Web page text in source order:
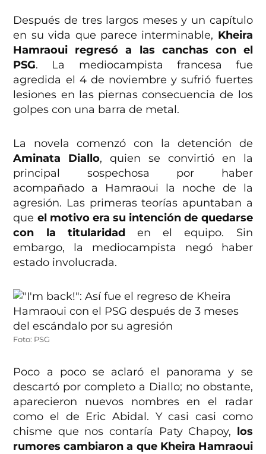
Después de tres largos meses y un capítulo
en su vida que parece interminable, Kheira
Hamraoui regresó a las canchas con el
PSG. La mediocampista francesa fue
agredida el 4 de noviembre y sufrió fuertes
lesiones en las piernas consecuencia de los
golpes con una barra de metal.
La novela comenzó con la detención de
Aminata Diallo, quien se convirtió en la
principal sospechosa por haber
acompañado a Hamraoui la noche de la
agresión. Las primeras teorías apuntaban a
que el motivo era su intención de quedarse
con la titularidaden el equipo. Sin
embargo, la mediocampista negó haber
estado involucrada.
Foto: PSG
Poco a poco se aclaró el panorama y se
descartó por completo a Diallo; no obstante,
aparecieron nuevos nombres en el radar
como el de Eric Abidal. Y casi casi como
chisme que nos contaría Paty Chapoy, los
rumores cambiaron a que Kheira Hamraoui